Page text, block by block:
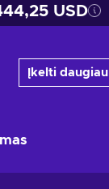
USD
Įkelti daugiau